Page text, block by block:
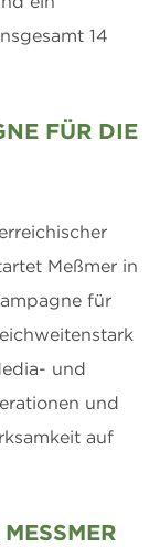
14
FÜR DIE
Meßmer in
für
und
und
auf
I